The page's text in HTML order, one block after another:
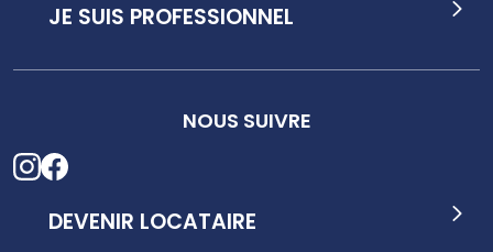
DEVENIR LOCATAIRE
JE SUIS PROFESSIONNEL
NOUS SUIVRE